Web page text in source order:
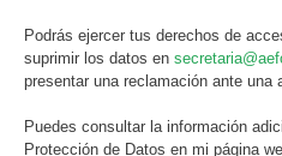
Podrás ejercer tus derechos de
suprimir los datos en
presentar una reclamación ante una
Puedes consultar la información
Protección de Datos en mi página